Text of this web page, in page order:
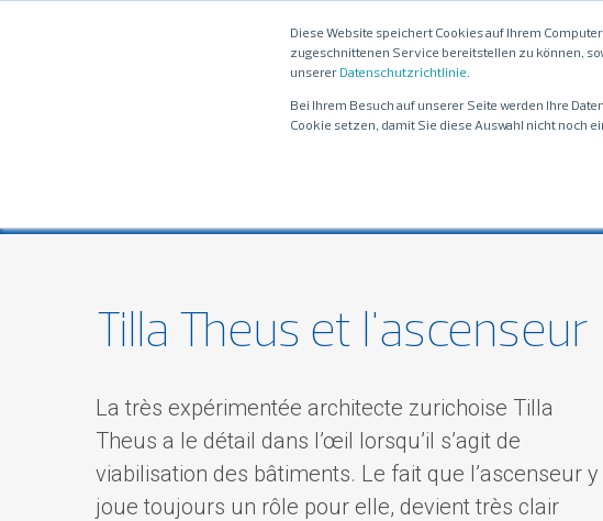
Diese Website speichert Cookies auf Ihrem
zugeschnittenen Service bereitstellen zu können,
unserer Datenschutzrichtlinie.
Bei Ihrem Besuch auf unserer Seite werden Ihre
Cookie setzen, damit Sie diese Auswahl nicht noch
Tilla Theus et l'ascenseur
La très expérimentée architecte zurichoise Tilla
Theus a le détail dans l’œil lorsqu’il s’agit de
viabilisation des bâtiments. Le fait que l’ascenseur y
joue toujours un rôle pour elle, devient très clair